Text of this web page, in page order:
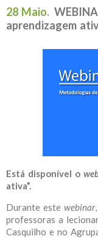
28 Maio.
aprendizagem
Está disponível o
ativa”.
Durante este webinar
professoras a
Casquilho e no